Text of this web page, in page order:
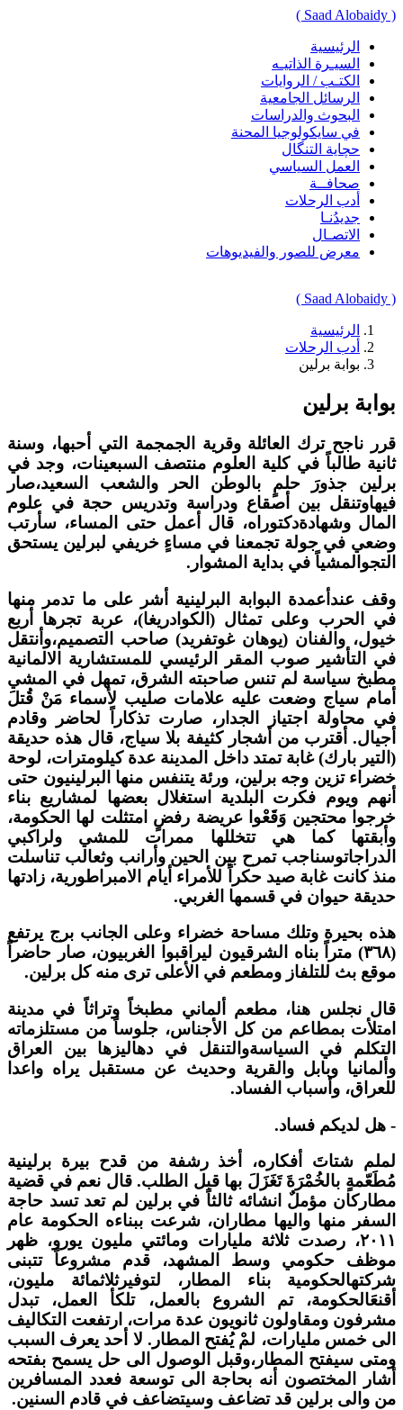
( Saad Alobaidy )
الرئيسية
السيـرة الذاتيـه
الكتـب / الروايات
الرسائل الجامعية
البحوث والدراسات
في سايكولوجيا المحنة
حچاية التنگال
العمل السياسي
صحافــة
أدب الرحلات
جديدُنـا
الاتصـال
معرض للصور والفيديوهات
( Saad Alobaidy )
الرئيسية
أدب الرحلات
بوابة برلين
بوابة برلين
قرر ناجح ترك العائلة وقرية الجمجمة التي أحبها، وسنة
ثانية طالباً في كلية العلوم منتصف السبعينات، وجد في
برلين جذورَ حلمٍ بالوطن الحر والشعب السعيد،صار
فيهاوتنقل بين أصقاع ودراسة وتدريس حجة في علوم
المال وشهادةدكتوراه، قال أعمل حتى المساء، سأرتب
وضعي في جولة تجمعنا في مساءٍ خريفي لبرلين يستحق
التجوالمشياً في بداية المشوار.
وقف عندأعمدة البوابة البرلينية أشر على ما تدمر منها
في الحرب وعلى تمثال (الكوادريغا)، عربة تجرها أربع
خيول، والفنان (يوهان غوتفريد) صاحب التصميم،وأنتقل
في التأشير صوب المقر الرئيسي للمستشارية الالمانية
مطبخ سياسة لم تنس صاحبته الشرق، تمهل في المشي
أمام سياج وضعت عليه علامات صليب لأسماء مَنْ قُتلَ
في محاولة اجتياز الجدار، صارت تذكاراً لحاضر وقادم
أجيال. أقترب من أشجار كثيفة بلا سياج، قال هذه حديقة
(التير بارك) غابة تمتد داخل المدينة عدة كيلومترات، لوحة
خضراء تزين وجه برلين، ورئة يتنفس منها البرلينيون حتى
أنهم ويوم فكرت البلدية استغلال بعضها لمشاريع بناء
خرجوا محتجين وَقَعْوا عريضة رفضٍ امتثلت لها الحكومة،
وأبقتها كما هي تتخللها ممرات للمشي ولراكبي
الدراجاتوسناجب تمرح بين الحين وأرانب وثعالب تناسلت
منذ كانت غابة صيد حكراً للأمراء أيام الامبراطورية، زادتها
حديقة حيوان في قسمها الغربي.
هذه بحيرة وتلك مساحة خضراء وعلى الجانب برج يرتفع
(٣٦٨) متراً بناه الشرقيون ليراقبوا الغربيون، صار حاضراً
موقع بث للتلفاز ومطعم في الأعلى ترى منه كل برلين.
قال نجلس هنا، مطعم ألماني مطبخاً وتراثاً في مدينة
امتلأت بمطاعم من كل الأجناس، جلوساً من مستلزماته
التكلم في السياسةوالتنقل في دهاليزها بين العراق
وألمانيا وبابل والقرية وحديث عن مستقبل يراه واعدا
للعراق، وأسباب الفساد.
- هل لديكم فساد.
لملم شتاتَ أفكاره، أخذ رشفة من قدح بيرة برلينية
مُطَعّمةٍ بالخُمْرَةَ تَغَزَلَ بها قبل الطلب. قال نعم في قضية
مطاركان مؤملٌ انشائه ثالثاً في برلين لم تعد تسد حاجة
السفر منها واليها مطاران، شرعت ببناءه الحكومة عام
٢٠١١، رصدت ثلاثة مليارات ومائتي مليون يورو، ظهر
موظف حكومي وسط المشهد، قدم مشروعاً تتبنى
شركتهالحكومية بناء المطار، لتوفيرثلاثمائة مليون،
أقنعَالحكومة، تم الشروع بالعمل، تلكأ العمل، تبدل
مشرفون ومقاولون ثانويون عدة مرات، ارتفعت التكاليف
الى خمس مليارات، لمْ يُفتح المطار. لا أحد يعرف السبب
ومتى سيفتح المطار،وقبل الوصول الى حل يسمح بفتحه
أشار المختصون أنه بحاجة الى توسعة فعدد المسافرين
من والى برلين قد تضاعف وسيتضاعف في قادم السنين.